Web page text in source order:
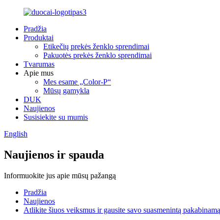
Pradžia
Produktai
Etikečių prekės ženklo sprendimai
Pakuotės prekės ženklo sprendimai
Tvarumas
Apie mus
Mes esame „Color-P“
Mūsų gamykla
DUK
Naujienos
Susisiekite su mumis
English
Naujienos ir spauda
Informuokite jus apie mūsų pažangą
Pradžia
Naujienos
Atlikite šiuos veiksmus ir gausite savo suasmenintą